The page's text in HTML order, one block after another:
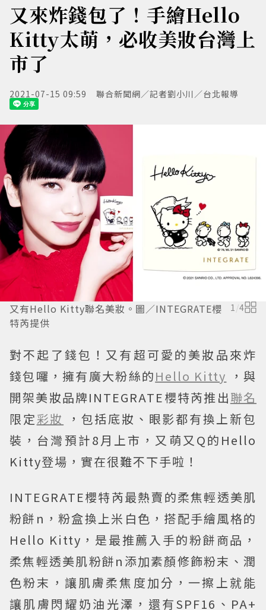
又來炸錢包了！手繪Hello
Kitty太萌，必收美妝台灣上
市了
2021-07-15 09:59 聯合新聞網／記者劉小川／台北報導
又有Hello Kitty聯名美妝。圖／INTEGRATE櫻
特芮提供
1/4
對不起了錢包！又有超可愛的美妝品來炸
錢包囉，擁有廣大粉絲的Hello Kitty ，與
開架美妝品牌INTEGRATE櫻特芮推出聯名
限定彩妝
，包括底妝、眼影都有換上新包
裝，台灣預計8月上市，又萌又Q的Hello
Kitty登場，實在很難不下手啦！
INTEGRATE櫻特芮最熱賣的柔焦輕透美肌
粉餅n，粉盒換上米白色，搭配手繪風格的
Hello Kitty，是最推薦入手的粉餅商品，
柔焦輕透美肌粉餅n添加素顏修飾粉末、潤
色粉末，讓肌膚柔焦度加分，一擦上就能
讓肌膚閃耀奶油光澤，還有SPF16、PA+